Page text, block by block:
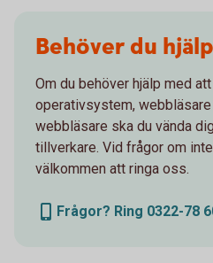
Behöver du
Om du behöver hjälp med
operativsystem,
webbläsare ska du vända
tillverkare. Vid frågor om
välkommen att ringa oss.
Frågor? Ring 0322-78